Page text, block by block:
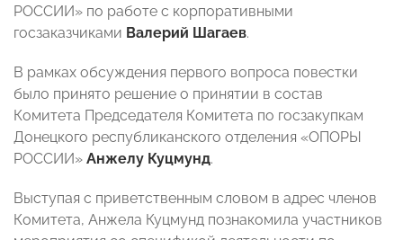
РОССИИ» по работе с корпоративными
госзаказчиками Валерий Шагаев.
В рамках обсуждения первого вопроса повестки
было принято решение о принятии в состав
Комитета Председателя Комитета по госзакупкам
Донецкого республиканского отделения «ОПОРЫ
РОССИИ» Анжелу Куцмунд.
Выступая с приветственным словом в адрес членов
Комитета, Анжела Куцмунд познакомила участников